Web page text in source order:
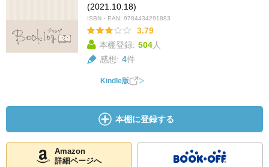
(2021.10.18)
ISBN・EAN: 9784434291883
3.79
本棚登録: 504人
感想: 4件
Kindle版
本棚に登録する
Amazon
詳細ページへ